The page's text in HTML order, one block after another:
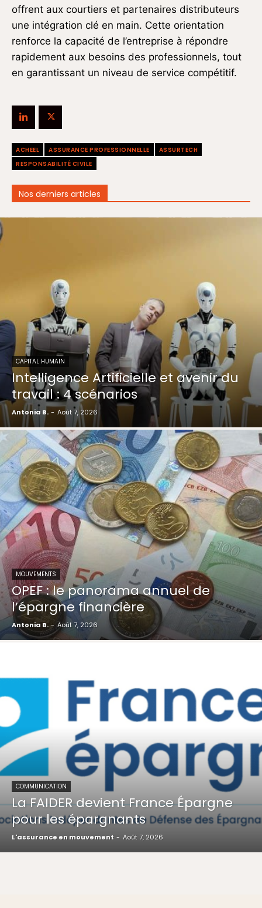
offrent aux courtiers et partenaires distributeurs
une intégration clé en main. Cette orientation
renforce la capacité de l’entreprise à répondre
rapidement aux besoins des professionnels, tout
en garantissant un niveau de service compétitif.
ACHEEL ASSURANCE PROFESSIONNELLE
ASSURTECH
RESPONSABILITÉ CIVILE
Nos derniers articles
CAPITAL HUMAIN
Intelligence Artificielle et avenir du
travail : 4 scénarios
Antonia B. - Août 7, 2026
MOUVEMENTS
OPEF : le panorama annuel de
l’épargne financière
Antonia B. - Août 7, 2026
COMMUNICATION
La FAIDER devient France Épargne
pour les épargnants
L'assurance en mouvement - Août 7, 2026